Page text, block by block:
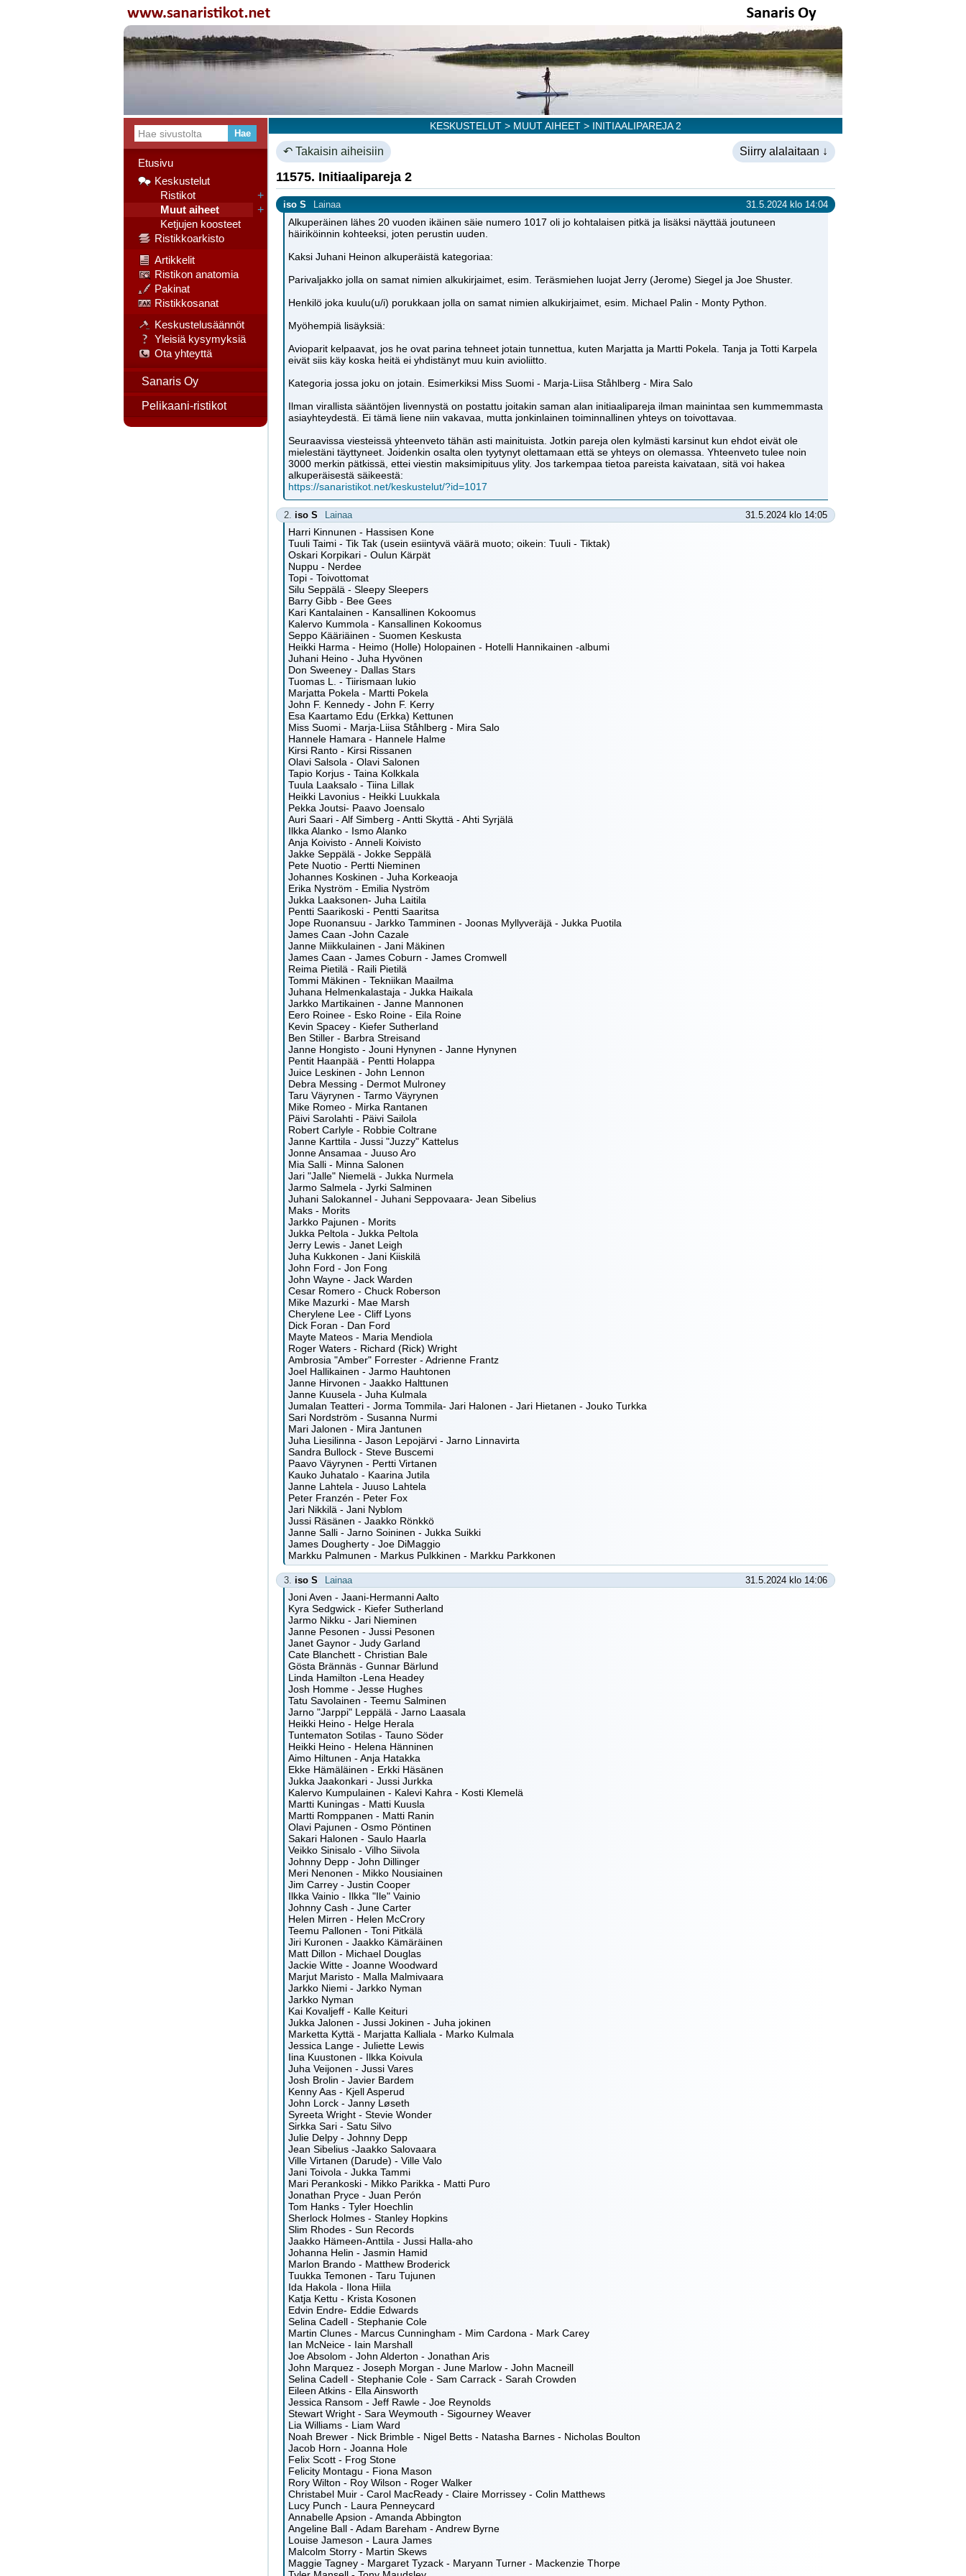
Etusivu
Keskustelut
Ristikot
+
Muut aiheet
+
Ketjujen koosteet
Ristikkoarkisto
Artikkelit
Ristikon anatomia
Pakinat
Ristikkosanat
Keskustelusäännöt
Yleisiä kysymyksiä
Ota yhteyttä
Sanaris Oy
Pelikaani-ristikot
KESKUSTELUT > MUUT AIHEET > INITIAALIPAREJA 2
↶ Takaisin aiheisiin Siirry alalaitaan ↓
11575. Initiaalipareja 2
iso S Lainaa 31.5.2024 klo 14:04
Alkuperäinen lähes 20 vuoden ikäinen säie numero 1017 oli jo kohtalaisen pitkä ja lisäksi näyttää joutuneen
häiriköinnin kohteeksi, joten perustin uuden.
Kaksi Juhani Heinon alkuperäistä kategoriaa:
Parivaljakko jolla on samat nimien alkukirjaimet, esim. Teräsmiehen luojat Jerry (Jerome) Siegel ja Joe Shuster.
Henkilö joka kuulu(u/i) porukkaan jolla on samat nimien alkukirjaimet, esim. Michael Palin - Monty Python.
Myöhempiä lisäyksiä:
Avioparit kelpaavat, jos he ovat parina tehneet jotain tunnettua, kuten Marjatta ja Martti Pokela. Tanja ja Totti Karpela
eivät siis käy koska heitä ei yhdistänyt muu kuin avioliitto.
Kategoria jossa joku on jotain. Esimerkiksi Miss Suomi - Marja-Liisa Ståhlberg - Mira Salo
Ilman virallista sääntöjen livennystä on postattu joitakin saman alan initiaalipareja ilman mainintaa sen kummemmasta
asiayhteydestä. Ei tämä liene niin vakavaa, mutta jonkinlainen toiminnallinen yhteys on toivottavaa.
Seuraavissa viesteissä yhteenveto tähän asti mainituista. Jotkin pareja olen kylmästi karsinut kun ehdot eivät ole
mielestäni täyttyneet. Joidenkin osalta olen tyytynyt olettamaan että se yhteys on olemassa. Yhteenveto tulee noin
3000 merkin pätkissä, ettei viestin maksimipituus ylity. Jos tarkempaa tietoa pareista kaivataan, sitä voi hakea
alkuperäisestä säikeestä:
https://sanaristikot.net/keskustelut/?id=1017
2. iso S Lainaa 31.5.2024 klo 14:05
Harri Kinnunen - Hassisen Kone
Tuuli Taimi - Tik Tak (usein esiintyvä väärä muoto; oikein: Tuuli - Tiktak)
Oskari Korpikari - Oulun Kärpät
Nuppu - Nerdee
Topi - Toivottomat
Silu Seppälä - Sleepy Sleepers
Barry Gibb - Bee Gees
Kari Kantalainen - Kansallinen Kokoomus
Kalervo Kummola - Kansallinen Kokoomus
Seppo Kääriäinen - Suomen Keskusta
Heikki Harma - Heimo (Holle) Holopainen - Hotelli Hannikainen -albumi
Juhani Heino - Juha Hyvönen
Don Sweeney - Dallas Stars
Tuomas L. - Tiirismaan lukio
Marjatta Pokela - Martti Pokela
John F. Kennedy - John F. Kerry
Esa Kaartamo Edu (Erkka) Kettunen
Miss Suomi - Marja-Liisa Ståhlberg - Mira Salo
Hannele Hamara - Hannele Halme
Kirsi Ranto - Kirsi Rissanen
Olavi Salsola - Olavi Salonen
Tapio Korjus - Taina Kolkkala
Tuula Laaksalo - Tiina Lillak
Heikki Lavonius - Heikki Luukkala
Pekka Joutsi- Paavo Joensalo
Auri Saari - Alf Simberg - Antti Skyttä - Ahti Syrjälä
Ilkka Alanko - Ismo Alanko
Anja Koivisto - Anneli Koivisto
Jakke Seppälä - Jokke Seppälä
Pete Nuotio - Pertti Nieminen
Johannes Koskinen - Juha Korkeaoja
Erika Nyström - Emilia Nyström
Jukka Laaksonen- Juha Laitila
Pentti Saarikoski - Pentti Saaritsa
Jope Ruonansuu - Jarkko Tamminen - Joonas Myllyveräjä - Jukka Puotila
James Caan -John Cazale
Janne Miikkulainen - Jani Mäkinen
James Caan - James Coburn - James Cromwell
Reima Pietilä - Raili Pietilä
Tommi Mäkinen - Tekniikan Maailma
Juhana Helmenkalastaja - Jukka Haikala
Jarkko Martikainen - Janne Mannonen
Eero Roinee - Esko Roine - Eila Roine
Kevin Spacey - Kiefer Sutherland
Ben Stiller - Barbra Streisand
Janne Hongisto - Jouni Hynynen - Janne Hynynen
Pentit Haanpää - Pentti Holappa
Juice Leskinen - John Lennon
Debra Messing - Dermot Mulroney
Taru Väyrynen - Tarmo Väyrynen
Mike Romeo - Mirka Rantanen
Päivi Sarolahti - Päivi Sailola
Robert Carlyle - Robbie Coltrane
Janne Karttila - Jussi "Juzzy" Kattelus
Jonne Ansamaa - Juuso Aro
Mia Salli - Minna Salonen
Jari "Jalle" Niemelä - Jukka Nurmela
Jarmo Salmela - Jyrki Salminen
Juhani Salokannel - Juhani Seppovaara- Jean Sibelius
Maks - Morits
Jarkko Pajunen - Morits
Jukka Peltola - Jukka Peltola
Jerry Lewis - Janet Leigh
Juha Kukkonen - Jani Kiiskilä
John Ford - Jon Fong
John Wayne - Jack Warden
Cesar Romero - Chuck Roberson
Mike Mazurki - Mae Marsh
Cherylene Lee - Cliff Lyons
Dick Foran - Dan Ford
Mayte Mateos - Maria Mendiola
Roger Waters - Richard (Rick) Wright
Ambrosia "Amber" Forrester - Adrienne Frantz
Joel Hallikainen - Jarmo Hauhtonen
Janne Hirvonen - Jaakko Halttunen
Janne Kuusela - Juha Kulmala
Jumalan Teatteri - Jorma Tommila- Jari Halonen - Jari Hietanen - Jouko Turkka
Sari Nordström - Susanna Nurmi
Mari Jalonen - Mira Jantunen
Juha Liesilinna - Jason Lepojärvi - Jarno Linnavirta
Sandra Bullock - Steve Buscemi
Paavo Väyrynen - Pertti Virtanen
Kauko Juhatalo - Kaarina Jutila
Janne Lahtela - Juuso Lahtela
Peter Franzén - Peter Fox
Jari Nikkilä - Jani Nyblom
Jussi Räsänen - Jaakko Rönkkö
Janne Salli - Jarno Soininen - Jukka Suikki
James Dougherty - Joe DiMaggio
Markku Palmunen - Markus Pulkkinen - Markku Parkkonen
3. iso S Lainaa 31.5.2024 klo 14:06
Joni Aven - Jaani-Hermanni Aalto
Kyra Sedgwick - Kiefer Sutherland
Jarmo Nikku - Jari Nieminen
Janne Pesonen - Jussi Pesonen
Janet Gaynor - Judy Garland
Cate Blanchett - Christian Bale
Gösta Brännäs - Gunnar Bärlund
Linda Hamilton -Lena Headey
Josh Homme - Jesse Hughes
Tatu Savolainen - Teemu Salminen
Jarno "Jarppi" Leppälä - Jarno Laasala
Heikki Heino - Helge Herala
Tuntematon Sotilas - Tauno Söder
Heikki Heino - Helena Hänninen
Aimo Hiltunen - Anja Hatakka
Ekke Hämäläinen - Erkki Häsänen
Jukka Jaakonkari - Jussi Jurkka
Kalervo Kumpulainen - Kalevi Kahra - Kosti Klemelä
Martti Kuningas - Matti Kuusla
Martti Romppanen - Matti Ranin
Olavi Pajunen - Osmo Pöntinen
Sakari Halonen - Saulo Haarla
Veikko Sinisalo - Vilho Siivola
Johnny Depp - John Dillinger
Meri Nenonen - Mikko Nousiainen
Jim Carrey - Justin Cooper
Ilkka Vainio - Ilkka "Ile" Vainio
Johnny Cash - June Carter
Helen Mirren - Helen McCrory
Teemu Pallonen - Toni Pitkälä
Jiri Kuronen - Jaakko Kämäräinen
Matt Dillon - Michael Douglas
Jackie Witte - Joanne Woodward
Marjut Maristo - Malla Malmivaara
Jarkko Niemi - Jarkko Nyman
Jarkko Nyman
Kai Kovaljeff - Kalle Keituri
Jukka Jalonen - Jussi Jokinen - Juha jokinen
Marketta Kyttä - Marjatta Kalliala - Marko Kulmala
Jessica Lange - Juliette Lewis
Iina Kuustonen - Ilkka Koivula
Juha Veijonen - Jussi Vares
Josh Brolin - Javier Bardem
Kenny Aas - Kjell Asperud
John Lorck - Janny Løseth
Syreeta Wright - Stevie Wonder
Sirkka Sari - Satu Silvo
Julie Delpy - Johnny Depp
Jean Sibelius -Jaakko Salovaara
Ville Virtanen (Darude) - Ville Valo
Jani Toivola - Jukka Tammi
Mari Perankoski - Mikko Parikka - Matti Puro
Jonathan Pryce - Juan Perón
Tom Hanks - Tyler Hoechlin
Sherlock Holmes - Stanley Hopkins
Slim Rhodes - Sun Records
Jaakko Hämeen-Anttila - Jussi Halla-aho
Johanna Helin - Jasmin Hamid
Marlon Brando - Matthew Broderick
Tuukka Temonen - Taru Tujunen
Ida Hakola - Ilona Hiila
Katja Kettu - Krista Kosonen
Edvin Endre- Eddie Edwards
Selina Cadell - Stephanie Cole
Martin Clunes - Marcus Cunningham - Mim Cardona - Mark Carey
Ian McNeice - Iain Marshall
Joe Absolom - John Alderton - Jonathan Aris
John Marquez - Joseph Morgan - June Marlow - John Macneill
Selina Cadell - Stephanie Cole - Sam Carrack - Sarah Crowden
Eileen Atkins - Ella Ainsworth
Jessica Ransom - Jeff Rawle - Joe Reynolds
Stewart Wright - Sara Weymouth - Sigourney Weaver
Lia Williams - Liam Ward
Noah Brewer - Nick Brimble - Nigel Betts - Natasha Barnes - Nicholas Boulton
Jacob Horn - Joanna Hole
Felix Scott - Frog Stone
Felicity Montagu - Fiona Mason
Rory Wilton - Roy Wilson - Roger Walker
Christabel Muir - Carol MacReady - Claire Morrissey - Colin Matthews
Lucy Punch - Laura Penneycard
Annabelle Apsion - Amanda Abbington
Angeline Ball - Adam Bareham - Andrew Byrne
Louise Jameson - Laura James
Malcolm Storry - Martin Skews
Maggie Tagney - Margaret Tyzack - Maryann Turner - Mackenzie Thorpe